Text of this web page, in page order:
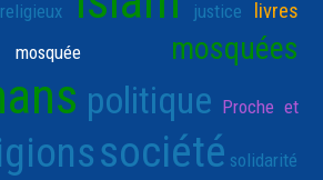
justice livres
mosquée mosquées
politique Proche et
société solidarité